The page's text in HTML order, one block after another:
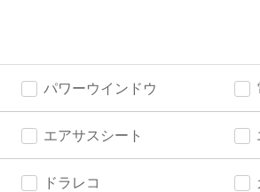
パワーウインドウ
エアサスシート
ドラレコ